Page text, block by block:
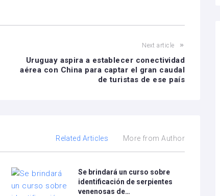
Next article
Uruguay aspira a establecer conectividad
aérea con China para captar el gran caudal
de turistas de ese país
Related Articles More from Author
Se brindará un curso sobre
identificación de serpientes
venenosas de…